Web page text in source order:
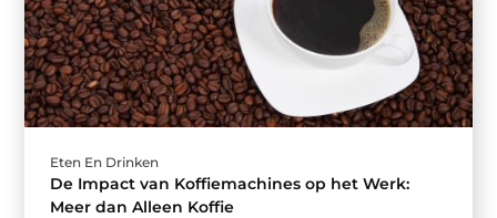
Eten En Drinken
De Impact van Koffiemachines op het Werk:
Meer dan Alleen Koffie